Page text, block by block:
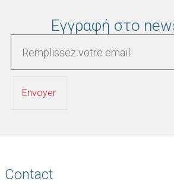
Εγγραφή στο
Contact